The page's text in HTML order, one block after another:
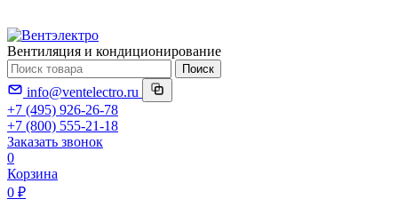
Вентиляция и кондиционирование
Поиск
info@ventelectro.ru
+7 (495) 926-26-78
+7 (800) 555-21-18
Заказать звонок
0
Корзина
0 ₽